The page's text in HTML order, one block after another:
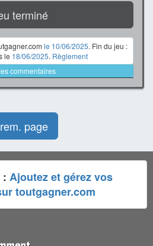
terminé
le 10/06/2025. Fin du jeu :
le 18/06/2025. Règlement
commentaires
page
: Ajoutez et gérez vos
toutgagner.com